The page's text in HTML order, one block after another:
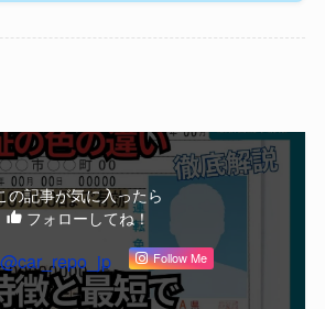
の記事が気に入ったら
フォローしてね！
Follow Me